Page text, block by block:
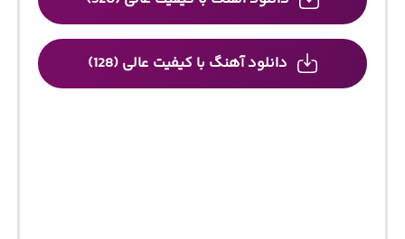
دانلود آهنگ با کیفیت عالی (128)